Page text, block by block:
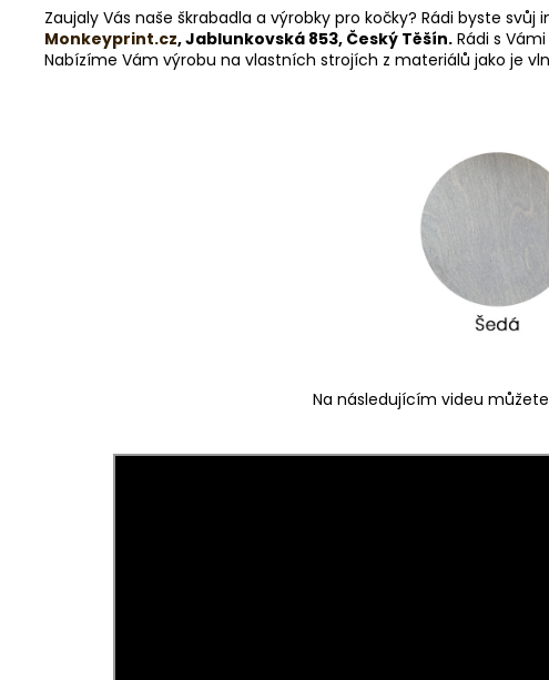
Zaujaly Vás naše škrabadla a výrobky pro kočky? Rádi byste
Monkeyprint.cz, Jablunkovská 853, Český Těšín. Rádi s
Nabízíme Vám výrobu na vlastních strojích z materiálů jako je
Na následujícím videu